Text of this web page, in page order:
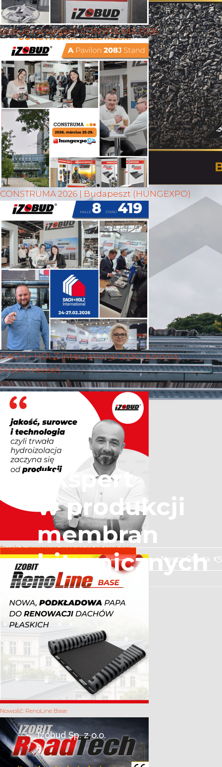
Ekspert
w produkcji
membran
bitumicznych
Izobud Sp. z o.o.
Wsparcie Techniczne Nasza Oferta
Izobud na targach CONSTRUMA 2026
CONSTRUMA 2026 | Budapeszt (HUNGEXPO)
DACH + HOLZ International 2026 | Kolonia
(Koelnmesse)
Trwała hydroizolacja zaczyna się od produkcji
Nowość: RenoLine Base